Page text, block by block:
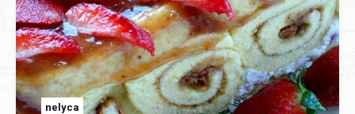
nelyca